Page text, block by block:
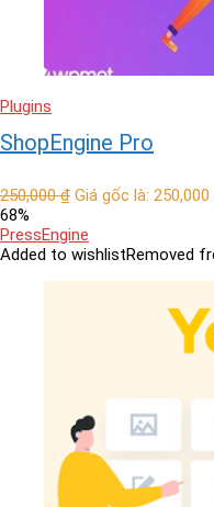
Plugins
ShopEngine Pro
250,000₫ Giá gốc là: 250,000
68%
PressEngine
Added to wishlistRemoved